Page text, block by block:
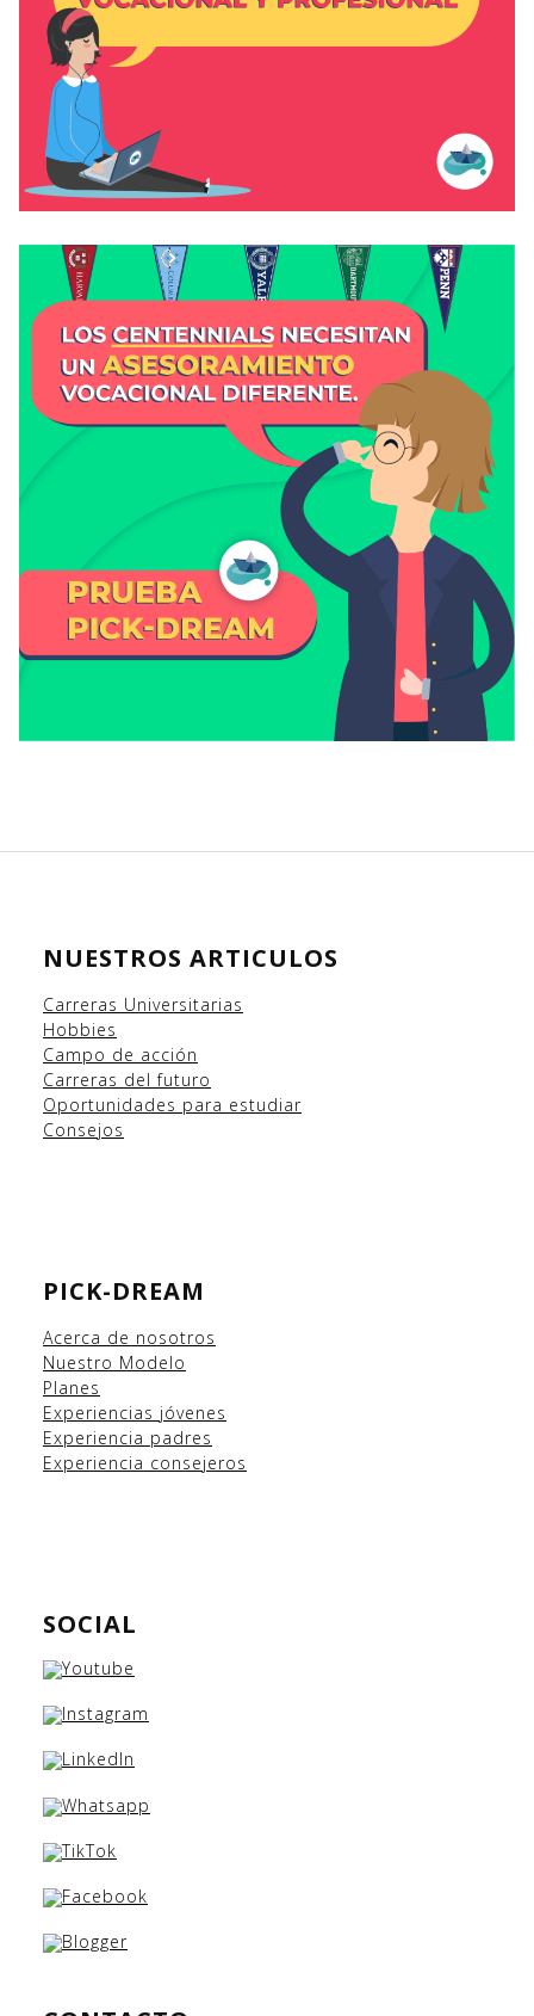
NUESTROS ARTICULOS
Carreras Universitarias
Hobbies
Campo de acción
Carreras del futuro
Oportunidades para estudiar
Consejos
PICK-DREAM
Acerca de nosotros
Nuestro Modelo
Planes
Experiencias jóvenes
Experiencia padres
Experiencia consejeros
SOCIAL